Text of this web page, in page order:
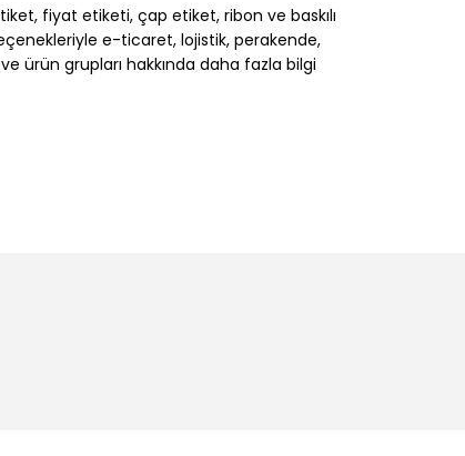
fiyat etiketi, çap etiket, ribon ve baskılı
e-ticaret, lojistik, perakende,
ürün grupları hakkında daha fazla bilgi